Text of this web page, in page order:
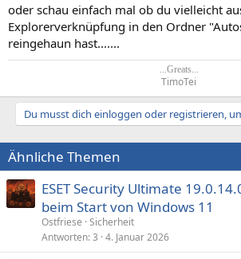
oder schau einfach mal ob du vielleicht
Explorerverknüpfung in den Ordner
reingehaun hast.......
...Greats...
TimoTei​
Du musst dich einloggen oder registrieren,
Ähnliche Themen
ESET Security Ultimate
beim Start von Windows 11
Ostfriese Sicherheit
Antworten 3 4. Januar 2026